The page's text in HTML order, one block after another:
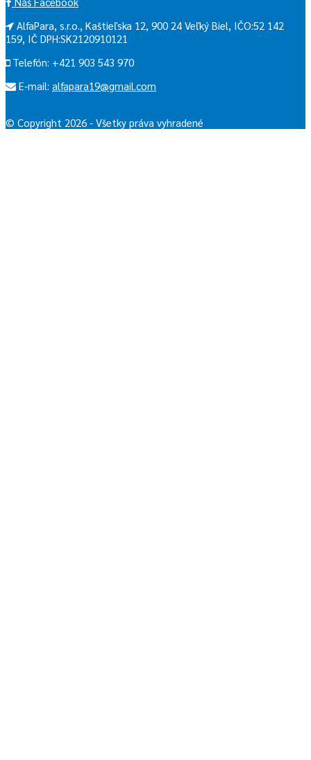
AlfaPara, s.r.o., Kaštieľska 12, 900 24 Veľký Biel, IČO:52 142
159, IČ DPH:SK2120910121
Telefón: +421 903 543 970
E-mail: alfapara19@gmail.com
© Copyright 2026 - Všetky práva vyhradené